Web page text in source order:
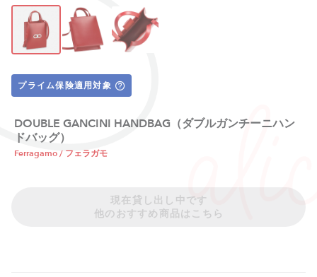
プライム保険適用対象
DOUBLE GANCINI HANDBAG（ダブルガンチーニハン
ドバッグ）
Ferragamo / フェラガモ
現在貸し出し中です
他のおすすめ商品はこちら